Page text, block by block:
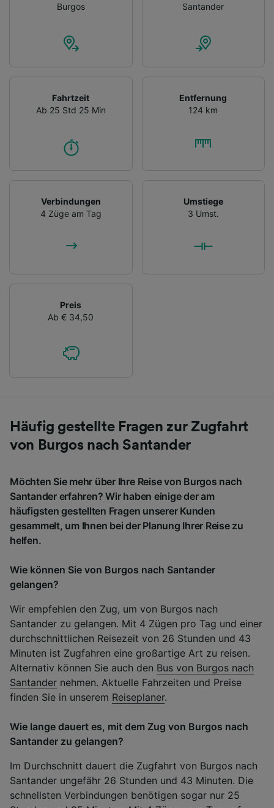
Burgos
Santander
Fahrtzeit
Ab 25 Std 25 Min
Entfernung
124 km
Verbindungen
4 Züge am Tag
Umstiege
3 Umst.
Preis
Ab € 34,50
Häufig gestellte Fragen zur Zugfahrt
von Burgos nach Santander
Möchten Sie mehr über Ihre Reise von Burgos nach
Santander erfahren? Wir haben einige der am
häufigsten gestellten Fragen unserer Kunden
gesammelt, um Ihnen bei der Planung Ihrer Reise zu
helfen.
Wie können Sie von Burgos nach Santander
gelangen?
Wir empfehlen den Zug, um von Burgos nach
Santander zu gelangen. Mit 4 Zügen pro Tag und einer
durchschnittlichen Reisezeit von 26 Stunden und 43
Minuten ist Zugfahren eine großartige Art zu reisen.
Alternativ können Sie auch den Bus von Burgos nach
Santander nehmen. Aktuelle Fahrzeiten und Preise
finden Sie in unserem Reiseplaner.
Wie lange dauert es, mit dem Zug von Burgos nach
Santander zu gelangen?
Im Durchschnitt dauert die Zugfahrt von Burgos nach
Santander ungefähr 26 Stunden und 43 Minuten. Die
schnellsten Verbindungen benötigen sogar nur 25